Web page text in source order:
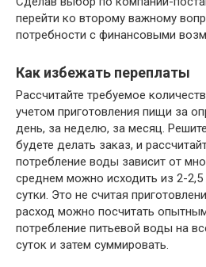
перейти ко второму важному
потребности с финансовыми
Как избежать переплаты
Рассчитайте требуемое
учетом приготовления пищи за
день, за неделю, за месяц.
будете делать заказ, и
потребление воды зависит от
среднем можно исходить из 2-2,5
сутки. Это не считая
расход можно посчитать
потребление питьевой воды на
суток и затем суммировать.